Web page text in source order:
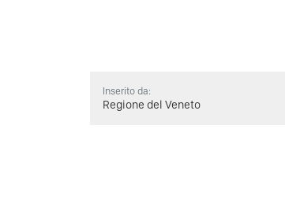
Inserito da:
Regione del Veneto